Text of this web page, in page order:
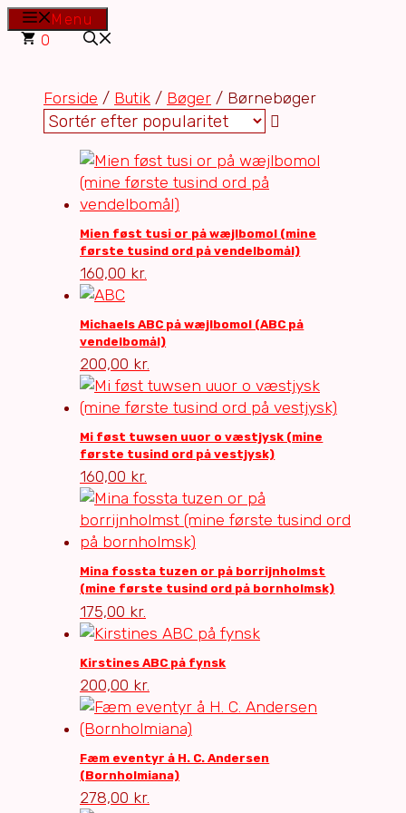
Hop
Menu
0
Forside / Butik / Bøger / Børnebøger
Mien føst tusi or på wæjlbomol (mine
første tusind ord på vendelbomål)
160,00 kr.
Michaels ABC på wæjlbomol (ABC på
vendelbomål)
200,00 kr.
Mi føst tuwsen uuor o væstjysk (mine
første tusind ord på vestjysk)
160,00 kr.
Mina fossta tuzen or på borrijnholmst
(mine første tusind ord på bornholmsk)
175,00 kr.
Kirstines ABC på fynsk
200,00 kr.
Fæm eventyr å H. C. Andersen
(Bornholmiana)
278,00 kr.